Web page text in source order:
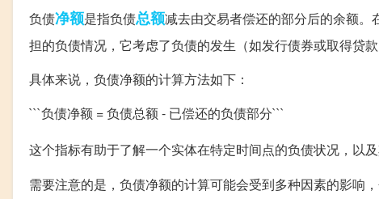
负债净额是指负债总额减去由交易者偿还的部分后的余额
担的负债情况，它考虑了负债的发生（如发行债券或取得贷
具体来说，负债净额的计算方法如下：
```负债净额 = 负债总额 - 已偿还的负债部分```
这个指标有助于了解一个实体在特定时间点的负债状况，以
需要注意的是，负债净额的计算可能会受到多种因素的影响